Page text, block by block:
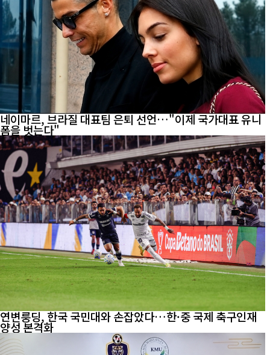
네이마르, 브라질 대표팀 은퇴 선언…"이제 국가대표 유니
폼을 벗는다"
연변룽딩, 한국 국민대와 손잡았다…한·중 국제 축구인재
양성 본격화